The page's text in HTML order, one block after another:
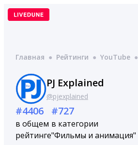
Перейти
Главная ● Рейтинги ● YouTube ●
PJ Explained
@pjexplained
#4406
в общем
рейтинге
#727
в категории
"Фильмы и анимация"